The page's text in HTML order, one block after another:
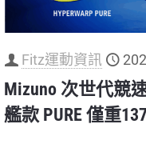
Fitz運動資訊
Mizuno 次世代競
艦款 PURE 僅重